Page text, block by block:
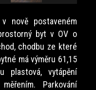
nově postaveném
byt v OV o
chodbu ze které
má výměru 61,15
plastová, vytápění
Parkování